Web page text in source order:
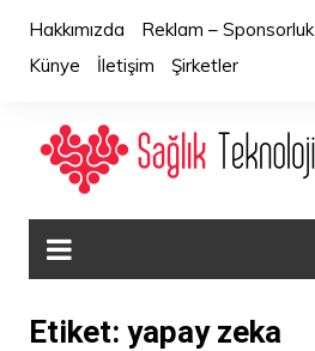
content
Hakkımızda Reklam – Sponsorluk
Künye
İletişim Şirketler
Etiket: yapay zeka